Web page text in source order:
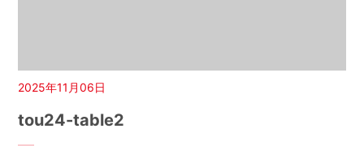
2025年11月06日
tou24-table2